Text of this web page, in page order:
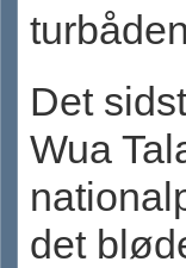
Det
Wua
det